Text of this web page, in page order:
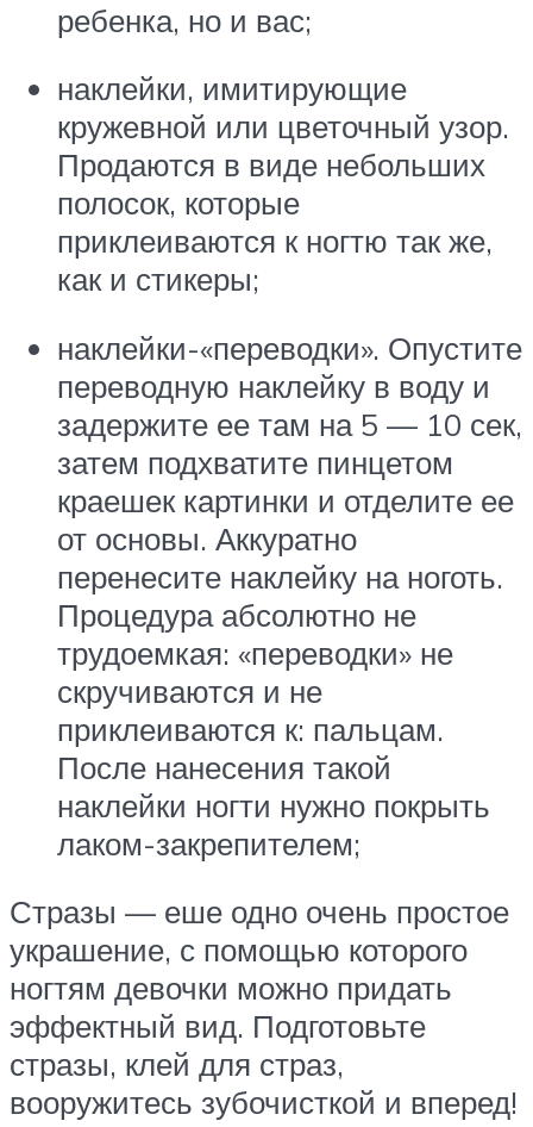
ребенка, но и вас;
наклейки, имитирующие
кружевной или цветочный узор.
Продаются в виде небольших
полосок, которые
приклеиваются к ногтю так же,
как и стикеры;
наклейки-«переводки». Опустите
переводную наклейку в воду и
задержите ее там на 5 — 10 сек,
затем подхватите пинцетом
краешек картинки и отделите ее
от основы. Аккуратно
перенесите наклейку на ноготь.
Процедура абсолютно не
трудоемкая: «переводки» не
скручиваются и не
приклеиваются к: пальцам.
После нанесения такой
наклейки ногти нужно покрыть
лаком-закрепителем;
Стразы — еше одно очень простое
украшение, с помощью которого
ногтям девочки можно придать
эффектный вид. Подготовьте
стразы, клей для страз,
вооружитесь зубочисткой и вперед!